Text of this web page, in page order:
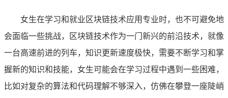
女生在学习和就业区块链技术应用专业时，也不可避免地
会面临一些挑战，区块链技术作为一门新兴的前沿技术，就像
一台高速前进的列车，知识更新速度极快，需要不断学习和掌
握新的知识和技能，女生可能会在学习过程中遇到一些困难，
比如对复杂的算法和代码理解不够深入，仿佛在攀登一座陡峭